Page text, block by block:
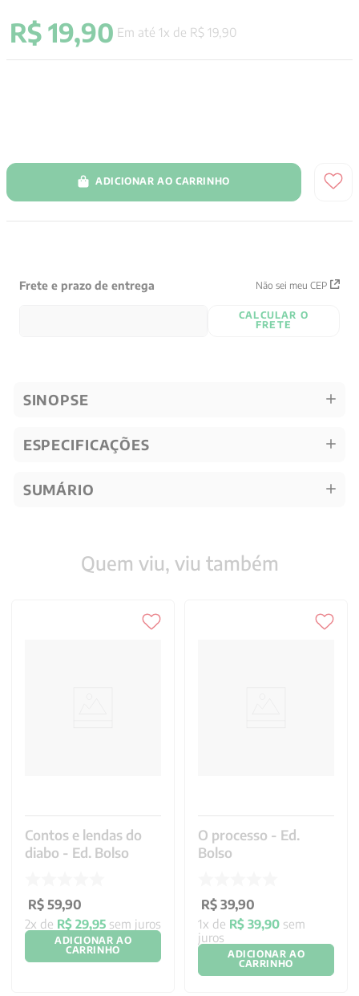
R$ 19,90 Em até 1x de R$ 19 90
ADICIONAR AO CARRINHO
Frete e prazo de entrega Não sei meu CEP
CALCULAR O
FRETE
SINOPSE
ESPECIFICAÇÕES
SUMÁRIO
Quem viu, viu também
Contos e lendas do
diabo - Ed. Bolso
R$ 59,90
2x de R$ 29,95 sem juros
ADICIONAR AO
CARRINHO
O processo - Ed.
Bolso
R$ 39,90
1x de R$ 39,90 sem
juros
ADICIONAR AO
CARRINHO